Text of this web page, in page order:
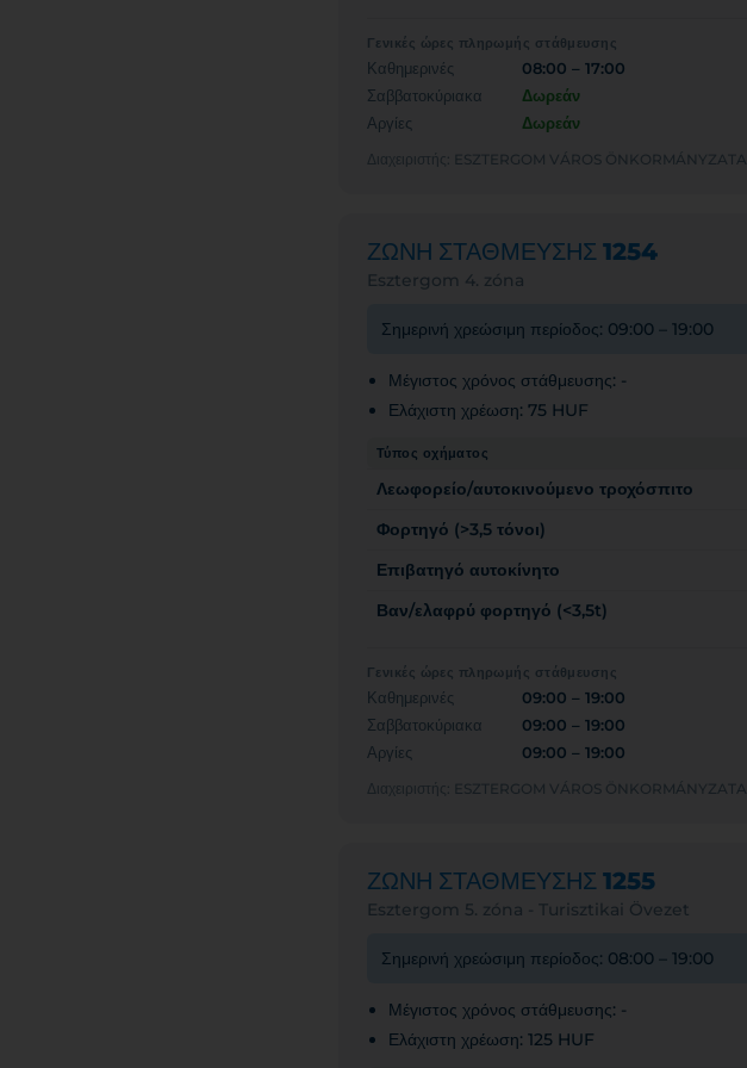
Γενικές ώρες πληρωμής στάθμευσης
Καθημερινές
08:00 – 17:00
Σαββατοκύριακα
Δωρεάν
Αργίες
Δωρεάν
Διαχειριστής: ESZTERGOM VÁROS ÖNKORMÁNYZATA
ΖΩΝΗ ΣΤΑΘΜΕΥΣΗΣ 1254
Esztergom 4. zóna
Σημερινή χρεώσιμη περίοδος: 09:00 – 19:00
Μέγιστος χρόνος στάθμευσης: -
Ελάχιστη χρέωση: 75 HUF
Τύπος οχήματος
Λεωφορείο/αυτοκινούμενο τροχόσπιτο
Φορτηγό (>3,5 τόνοι)
Επιβατηγό αυτοκίνητο
Βαν/ελαφρύ φορτηγό (<3,5t)
Γενικές ώρες πληρωμής στάθμευσης
Καθημερινές
09:00 – 19:00
Σαββατοκύριακα
09:00 – 19:00
Αργίες
09:00 – 19:00
Διαχειριστής: ESZTERGOM VÁROS ÖNKORMÁNYZATA
ΖΩΝΗ ΣΤΑΘΜΕΥΣΗΣ 1255
Esztergom 5. zóna - Turisztikai Övezet
Σημερινή χρεώσιμη περίοδος: 08:00 – 19:00
Μέγιστος χρόνος στάθμευσης: -
Ελάχιστη χρέωση: 125 HUF